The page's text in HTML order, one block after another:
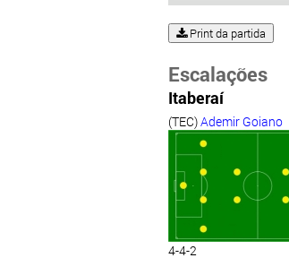
Print da partida
Escalações
Itaberaí
(TEC)Ademir Goiano
4-4-2